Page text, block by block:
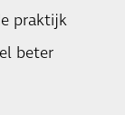
praktijk
beter